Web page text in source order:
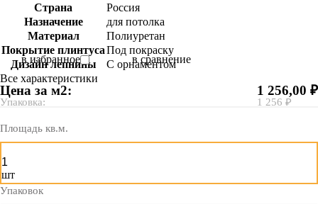
Страна
Россия
Назначение
для потолка
Материал
Полиуретан
Покрытие плинтусаПод покраску
Дизайн лепнины
С орнаментом
Все характеристики
в избранное в сравнение
Цена за м2:
Упаковка:
1 256,00 ₽
1 256 ₽
Площадь кв.м.
шт
Упаковок